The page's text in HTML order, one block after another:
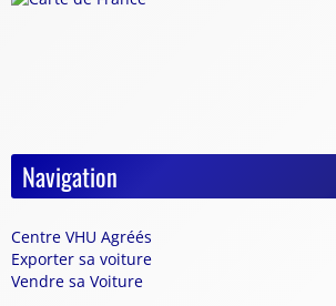
Navigation
Centre VHU Agréés
Exporter sa voiture
Vendre sa Voiture